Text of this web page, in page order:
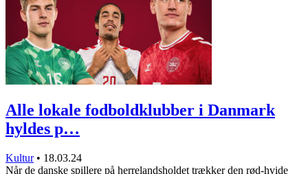
Alle lokale fodboldklubber i Danmark
hyldes p…
Kultur • 18.03.24
Når de danske spillere på herrelandsholdet trækker den rød-hvide